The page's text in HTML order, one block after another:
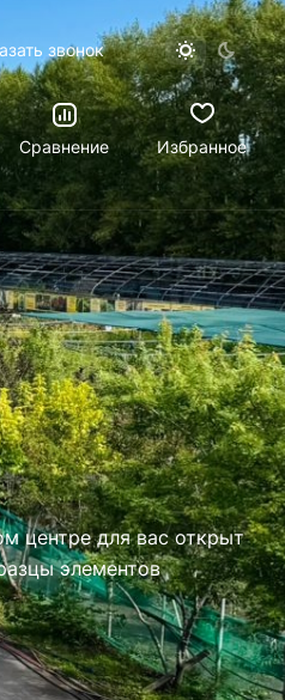
звонок
Сравнение Избранное